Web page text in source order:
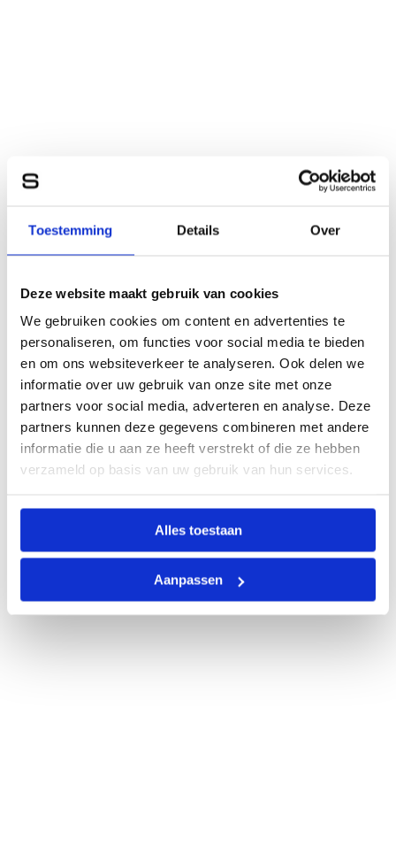
Toestemming Details Over
Deze website maakt gebruik van cookies
We gebruiken cookies om content en advertenties te
personaliseren, om functies voor social media te bieden
en om ons websiteverkeer te analyseren. Ook delen we
informatie over uw gebruik van onze site met onze
partners voor social media, adverteren en analyse. Deze
partners kunnen deze gegevens combineren met andere
informatie die u aan ze heeft verstrekt of die ze hebben
verzameld op basis van uw gebruik van hun services.
Alles toestaan
Aanpassen